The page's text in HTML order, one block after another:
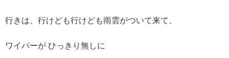
行きは、行けども行けども雨雲がついて来て、
ワイパーが ひっきり無しに